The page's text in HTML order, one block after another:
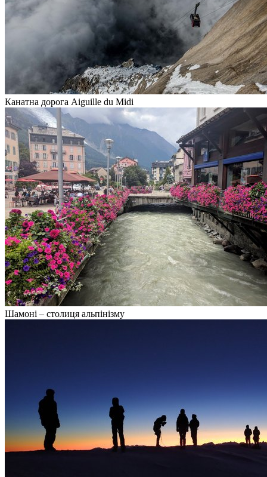
Канатна дорога Aiguille du Midi
Шамоні – столиця альпінізму